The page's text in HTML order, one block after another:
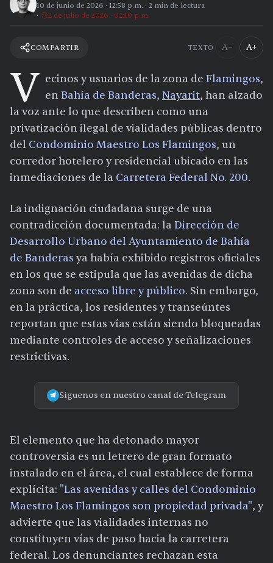
10 de junio de 2026 · 12:58 p.m. · 2 min de lectura
2 de julio de 2026 · 02:10 p.m.
COMPARTIR TEXTO A− A+
V ecinos y usuarios de la zona de Flamingos,
enBahía de Banderas, Nayarit, han alzado
la voz ante lo que describen como una
privatización ilegal de vialidades públicas dentro
del Condominio Maestro Los Flamingos, un
corredor hotelero y residencial ubicado en las
inmediaciones de la Carretera Federal No. 200.
La indignación ciudadana surge de una
contradicción documentada: la Dirección de
Desarrollo Urbano del Ayuntamiento de Bahía
de Banderas ya había exhibido registros oficiales
en los que se estipula que las avenidas de dicha
zona son de acceso libre y público. Sin embargo,
en la práctica, los residentes y transeúntes
reportan que estas vías están siendo bloqueadas
mediante controles de acceso y señalizaciones
restrictivas.
Síguenos en nuestro canal de Telegram
El elemento que ha detonado mayor
controversia es un letrero de gran formato
instalado en el área, el cual establece de forma
explícita: "Las avenidas y calles del Condominio
Maestro Los Flamingos son propiedad privada", y
advierte que las vialidades internas no
constituyen vías de paso hacia la carretera
federal. Los denunciantes rechazan esta